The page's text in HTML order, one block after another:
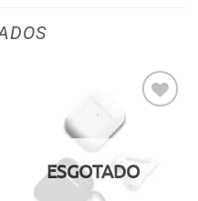
Adicionar
ESGOTADO